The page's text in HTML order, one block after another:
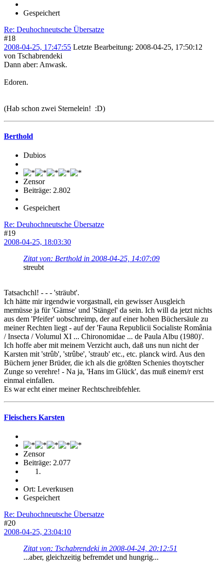
Gespeichert
Re: Deuhochneutsche Übersatze
#18
2008-04-25, 17:47:55 Letzte Bearbeitung: 2008-04-25, 17:50:12
von Tschabrendeki
Dann aber: Anwask.
Edoren.
(Hab schon zwei Sternelein! :D)
Berthold
Dubios
Zensor
Beiträge: 2.802
Gespeichert
Re: Deuhochneutsche Übersatze
#19
2008-04-25, 18:03:30
Zitat von: Berthold in 2008-04-25, 14:07:09
streubt
Tatsachchl! - - - 'sträubt'.
Ich hätte mir irgendwie vorgastnall, ein gewisser Ausgleich
memüsse ja für 'Gämse' und 'Stängel' da sein. Ich will da jetzt nichts
aus dem 'Pfeifer' uobschreimp, der auf einer hohen Büchersäule zu
meiner Rechten liegt - auf der 'Fauna Republicii Socialiste România
/ Insecta / Volumul XI ... Chironomidae ... de Paula Albu (1980)'.
Ich hoffe aber mit meinem Verzicht auch, daß uns nun nicht der
Karsten mit 'strûb', 'strûbe', 'straub' etc., etc. planck wird. Aus den
Büchern jener Brüder, die ich als die größten Schenies thoytscher
Zunge so verehre! - Na ja, 'Hans im Glück', das muß einem/r erst
einmal einfallen.
Es war echt einer meiner Rechtschreibfehler.
Fleischers Karsten
Zensor
Beiträge: 2.077
Ort: Leverkusen
Gespeichert
Re: Deuhochneutsche Übersatze
#20
2008-04-25, 23:04:10
Zitat von: Tschabrendeki in 2008-04-24, 20:12:51
...aber, gleichzeitig befremdet und hungrig...